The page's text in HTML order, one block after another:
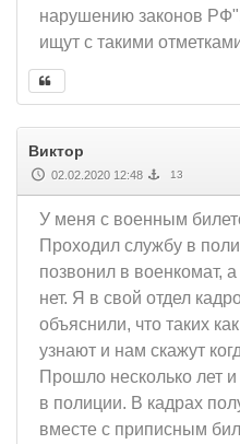
нарушению законов
ищут с такими
Виктор
02.02.2020 12:48 13
У меня с военным
Проходил службу в
позвонил в военкомат,
нет. Я в свой отдел
объяснили, что таких
узнают и нам скажут
Прошло несколько лет
в полиции. В кадрах
вместе с приписным